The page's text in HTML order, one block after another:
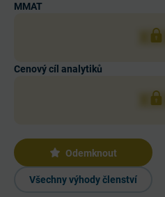
MMAT
XXX
Cenový cíl analytiků
XXX
Odemknout
Všechny výhody členství